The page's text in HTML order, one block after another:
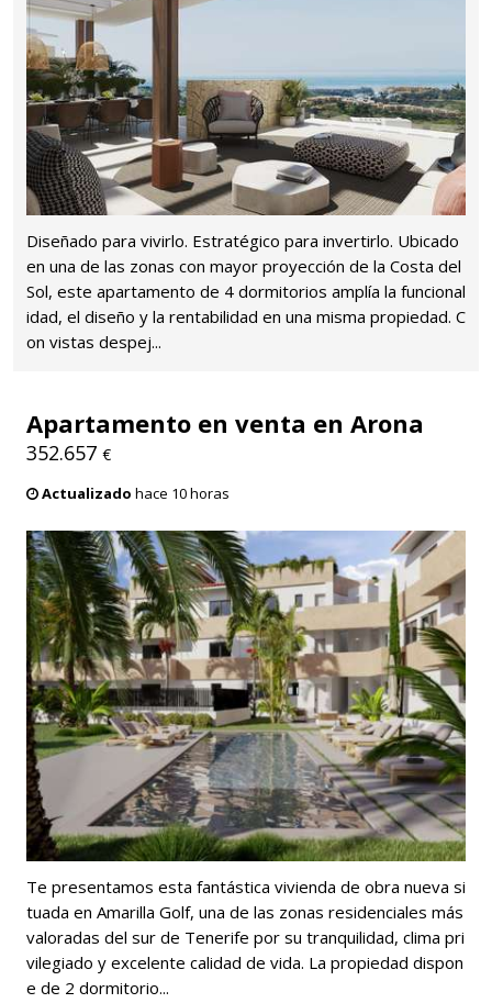
Diseñado para vivirlo. Estratégico para invertirlo. Ubicado
en una de las zonas con mayor proyección de la Costa del
Sol, este apartamento de 4 dormitorios amplía la funcional
idad, el diseño y la rentabilidad en una misma propiedad. C
on vistas despej...
Apartamento en venta en Arona
352.657 €
Actualizado hace 10 horas
Te presentamos esta fantástica vivienda de obra nueva si
tuada en Amarilla Golf, una de las zonas residenciales más
valoradas del sur de Tenerife por su tranquilidad, clima pri
vilegiado y excelente calidad de vida. La propiedad dispon
e de 2 dormitorio...